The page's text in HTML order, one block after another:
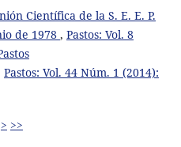
Científica de la S. E. E. P.
de 1978 , Pastos: Vol. 8
Pastos: Vol. 44 Núm. 1 (2014):
> >>